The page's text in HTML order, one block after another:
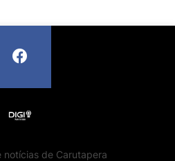
notícias de Carutapera